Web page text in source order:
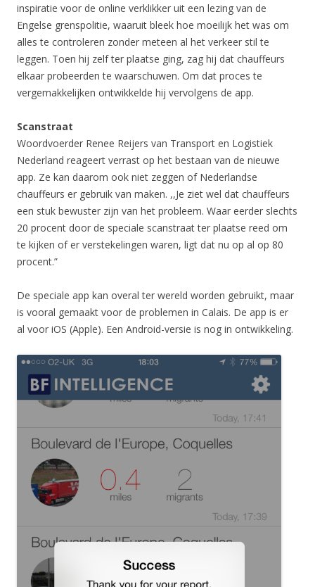
inspiratie voor de online verklikker uit een lezing van de
Engelse grenspolitie, waaruit bleek hoe moeilijk het was om
alles te controleren zonder meteen al het verkeer stil te
leggen. Toen hij zelf ter plaatse ging, zag hij dat chauffeurs
elkaar probeerden te waarschuwen. Om dat proces te
vergemakkelijken ontwikkelde hij vervolgens de app.
Scanstraat
Woordvoerder Renee Reijers van Transport en Logistiek
Nederland reageert verrast op het bestaan van de nieuwe
app. Ze kan daarom ook niet zeggen of Nederlandse
chauffeurs er gebruik van maken. ,,Je ziet wel dat chauffeurs
een stuk bewuster zijn van het probleem. Waar eerder slechts
20 procent door de speciale scanstraat ter plaatse reed om
te kijken of er verstekelingen waren, ligt dat nu op al op 80
procent.”
De speciale app kan overal ter wereld worden gebruikt, maar
is vooral gemaakt voor de problemen in Calais. De app is er
al voor iOS (Apple). Een Android-versie is nog in ontwikkeling.